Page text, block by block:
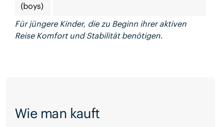
(boys)
Für jüngere Kinder, die zu Beginn ihrer aktiven
Reise Komfort und Stabilität benötigen.
Wie man kauft